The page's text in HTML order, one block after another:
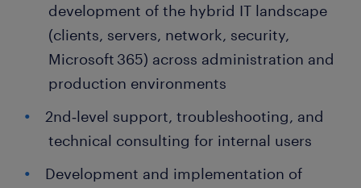
development of the hybrid IT landscape
(clients, servers, network, security,
Microsoft 365) across administration and
production environments
2nd‑level support, troubleshooting, and
technical consulting for internal users
Development and implementation of